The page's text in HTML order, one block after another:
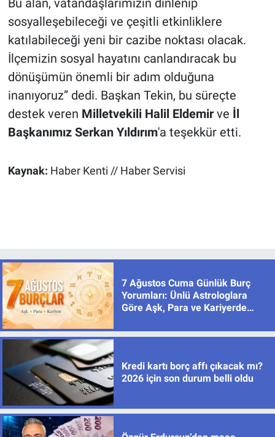
sosyalleşebileceği ve çeşitli etkinliklere
katılabileceği yeni bir cazibe noktası olacak.
İlçemizin sosyal hayatını canlandıracak bu
dönüşümün önemli bir adım olduğuna
inanıyoruz” dedi. Başkan Tekin, bu süreçte
destek veren Milletvekili Halil Eldemirve İl
Başkanımız Serkan Yıldırım'a teşekkür etti.
Kaynak: Haber Kenti // Haber Servisi
7 Ağustos Cuma Günlük Burç
Yorumları: Ünlü Astrologlara
Göre Aşk, Para ve Kariyerde
Kredi kartı borç affı çıkacak mı?
2026 için son durum belli oldu